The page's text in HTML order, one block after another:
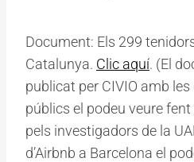
Document: Els 299
Catalunya. Clic aquí. (El
publicat per CIVIO amb
públics el podeu veure fent
pels investigadors de la
d’Airbnb a Barcelona el